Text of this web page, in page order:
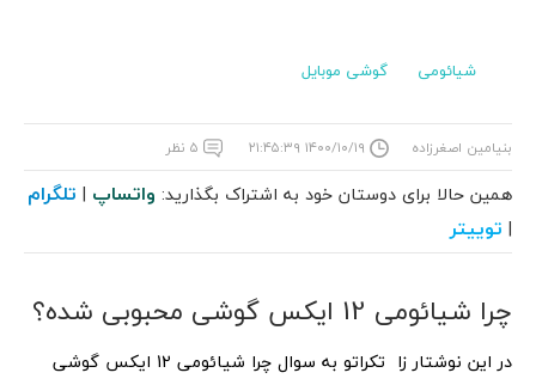
شیائومی گوشی موبایل
بنیامین اصغرزاده ۱۴۰۰/۱۰/۱۹ ۲۱:۴۵:۳۹ ۵ نظر
همین حالا برای دوستان خود به اشتراک بگذارید: واتساپ | تلگرام
| توییتر
چرا شیائومی 12 ایکس گوشی محبوبی شده؟
در این نوشتار زا تکراتو به سوال چرا شیائومی 12 ایکس گوشی